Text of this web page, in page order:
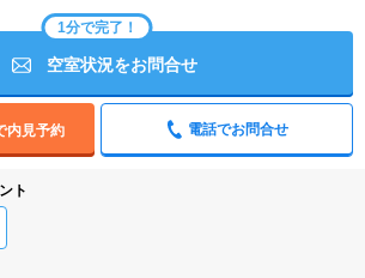
1分で完了！
空室状況をお問合せ
内見予約 電話でお問合せ
ト